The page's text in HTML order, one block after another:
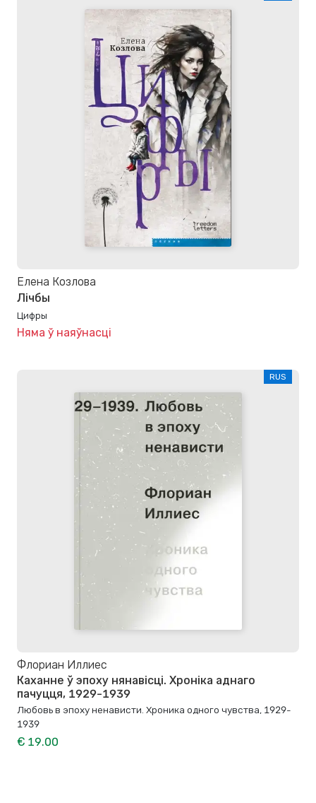
Елена Козлова
Лічбы
Цифры
Няма ў наяўнасці
RUS
Флориан Иллиес
Каханне ў эпоху нянавісці. Хроніка аднаго
пачуцця, 1929-1939
Любовь в эпоху ненависти. Хроника одного чувства, 1929-
1939
€ 19.00